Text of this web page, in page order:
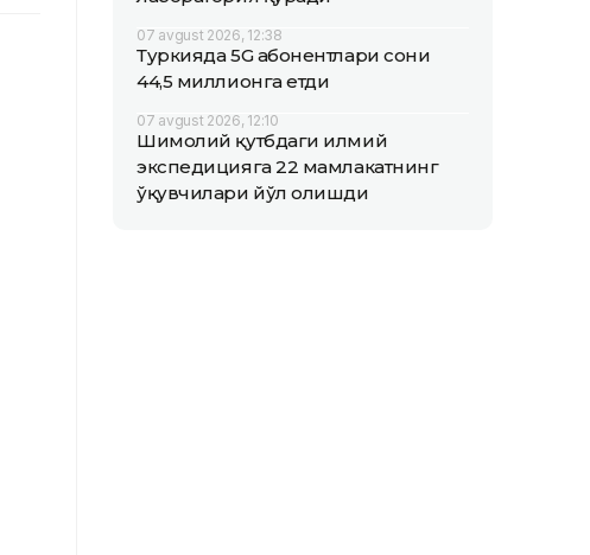
07 avgust 2026, 12:38
Туркияда 5G абонентлари сони
44,5 миллионга етди
07 avgust 2026, 12:10
Шимолий қутбдаги илмий
экспедицияга 22 мамлакатнинг
ўқувчилари йўл олишди